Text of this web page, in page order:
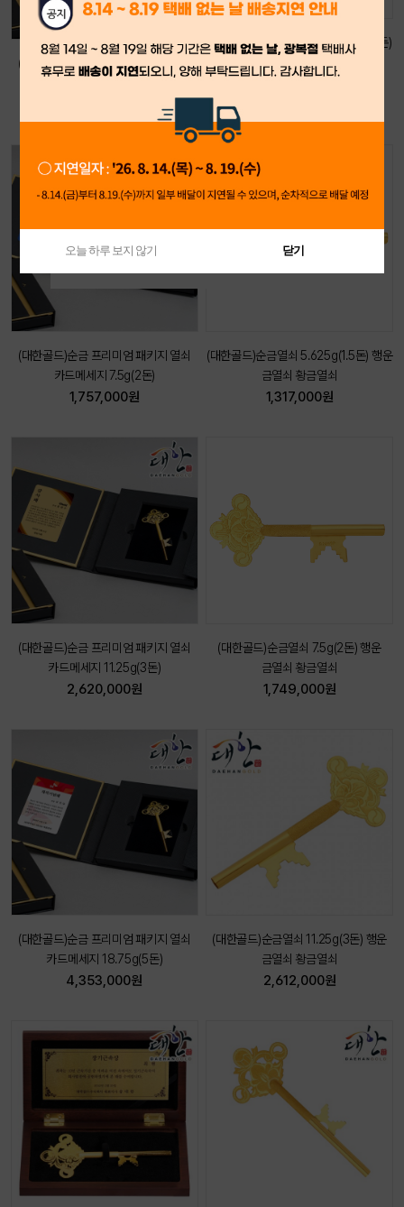
(대한골드)순금 프리미엄 패키지 열쇠
(대한골드)순금열쇠 기업로고 7.5g(2돈)
상담후 구입
(대한골드)순금 프리미엄 패키지 열쇠
카드메세지 7.5g(2돈)
1,757,000원
(대한골드)순금열쇠 5.625g(1.5돈) 행운
금열쇠 황금열쇠
1,317,000원
(대한골드)순금 프리미엄 패키지 열쇠
카드메세지 11.25g(3돈)
2,620,000원
(대한골드)순금열쇠 7.5g(2돈) 행운
금열쇠 황금열쇠
1,749,000원
(대한골드)순금 프리미엄 패키지 열쇠
카드메세지 18.75g(5돈)
4,353,000원
(대한골드)순금열쇠 11.25g(3돈) 행운
금열쇠 황금열쇠
2,612,000원
오늘 하루 보지 않기
닫기